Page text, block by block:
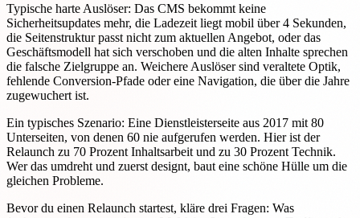
Typische harte Auslöser: Das CMS bekommt keine
Sicherheitsupdates mehr, die Ladezeit liegt mobil über 4 Sekunden,
die Seitenstruktur passt nicht zum aktuellen Angebot, oder das
Geschäftsmodell hat sich verschoben und die alten Inhalte sprechen
die falsche Zielgruppe an. Weichere Auslöser sind veraltete Optik,
fehlende Conversion-Pfade oder eine Navigation, die über die Jahre
zugewuchert ist.
Ein typisches Szenario: Eine Dienstleisterseite aus 2017 mit 80
Unterseiten, von denen 60 nie aufgerufen werden. Hier ist der
Relaunch zu 70 Prozent Inhaltsarbeit und zu 30 Prozent Technik.
Wer das umdreht und zuerst designt, baut eine schöne Hülle um die
gleichen Probleme.
Bevor du einen Relaunch startest, kläre drei Fragen: Was